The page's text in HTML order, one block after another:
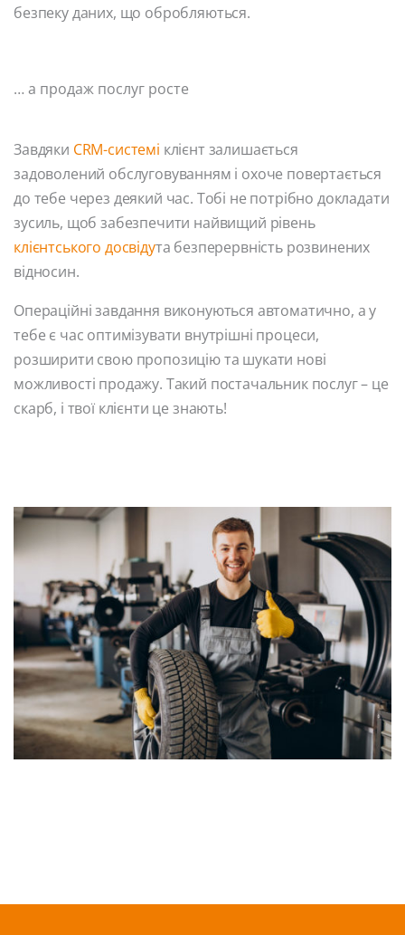
безпеку даних, що обробляються.
… а продаж послуг росте
Завдяки CRM-системі клієнт залишається
задоволений обслуговуванням і охоче повертається
до тебе через деякий час. Тобі не потрібно докладати
зусиль, щоб забезпечити найвищий рівень
клієнтського досвідута безперервність розвинених
відносин.
Операційні завдання виконуються автоматично, а у
тебе є час оптимізувати внутрішні процеси,
розширити свою пропозицію та шукати нові
можливості продажу. Такий постачальник послуг – це
скарб, і твої клієнти це знають!